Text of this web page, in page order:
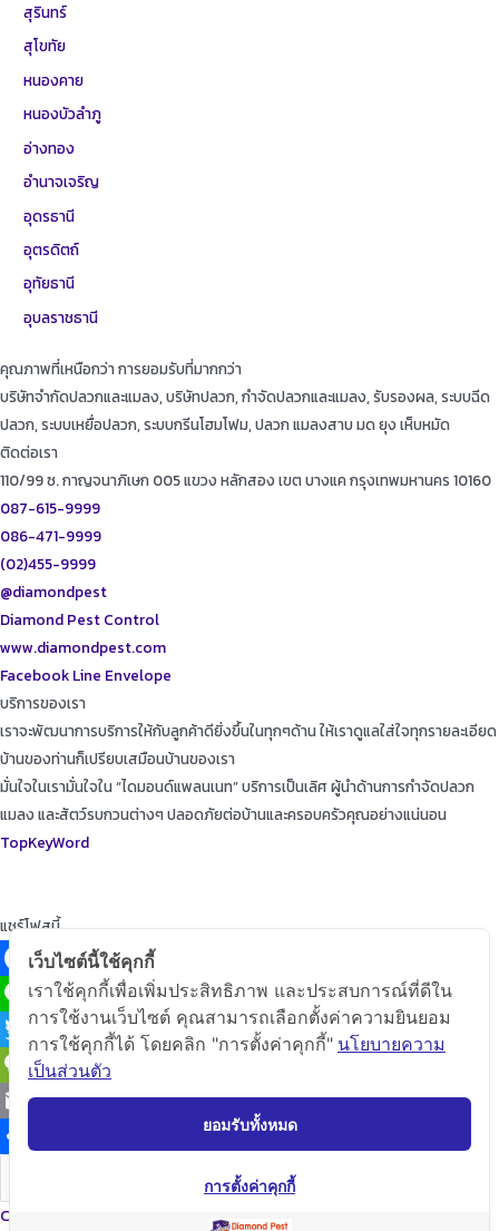
สุรินทร์
สุโขทัย
หนองคาย
หนองบัวลำภู
อ่างทอง
อำนาจเจริญ
อุดรธานี
อุตรดิตถ์
อุทัยธานี
อุบลราชธานี
คุณภาพที่เหนือกว่า การยอมรับที่มากกว่า
บริษัทจำกัดปลวกและแมลง, บริษัทปลวก, กำจัดปลวกและแมลง, รับรองผล, ระบบฉีด
ปลวก, ระบบเหยื่อปลวก, ระบบกรีนโฮมโฟม, ปลวก แมลงสาบ มด ยุง เห็บหมัด
ติดต่อเรา
110/99 ซ. กาญจนาภิเษก 005 แขวง หลักสอง เขต บางแค กรุงเทพมหานคร 10160
087-615-9999
086-471-9999
(02)455-9999
@diamondpest
Diamond Pest Control
www.diamondpest.com
Facebook Line Envelope
บริการของเรา
เราจะพัฒนาการบริการให้กับลูกค้าดียิ่งขึ้นในทุกๆด้าน ให้เราดูแลใส่ใจทุกรายละเอียด
บ้านของท่านก็เปรียบเสมือนบ้านของเรา
มั่นใจในเรามั่นใจใน “ไดมอนด์แพลนเนท” บริการเป็นเลิศ ผู้นำด้านการกำจัดปลวก
แมลง และสัตว์รบกวนต่างๆ ปลอดภัยต่อบ้านและครอบครัวคุณอย่างแน่นอน
TopKeyWord
แชร์โฟสนี้
Facebook
Line
Twitter
WeChat
Email
Copyright © 2020 Diamond Planet (Thailand) Co.,Ltd. All Rights
เว็บไซต์นี้ใช้คุกกี้
เราใช้คุกกี้เพื่อเพิ่มประสิทธิภาพ และประสบการณ์ที่ดีใน
การใช้งานเว็บไซต์ คุณสามารถเลือกตั้งค่าความยินยอม
การใช้คุกกี้ได้ โดยคลิก "การตั้งค่าคุกกี้" นโยบายความ
เป็นส่วนตัว
ยอมรับทั้งหมด
การตั้งค่าคุกกี้